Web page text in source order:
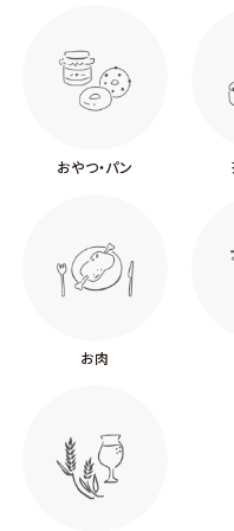
おやつ・パン
お肉